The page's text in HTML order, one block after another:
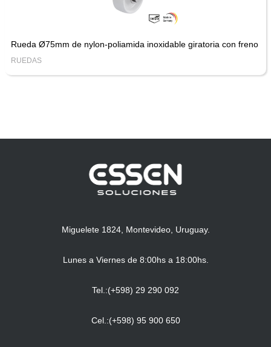
Rueda Ø75mm de nylon-poliamida inoxidable giratoria con freno
RUEDAS
Miguelete 1824, Montevideo, Uruguay.
Lunes a Viernes de 8:00hs a 18:00hs.
Tel.:(+598) 29 290 092
Cel.:(+598) 95 900 650